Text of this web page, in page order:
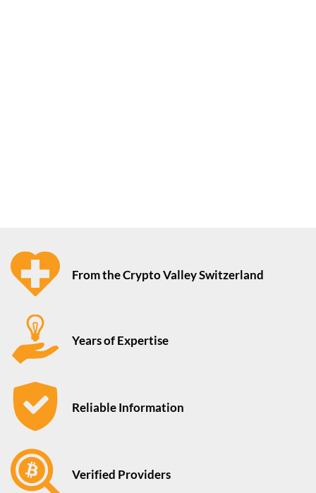
From the Crypto Valley Switzerland
Years of Expertise
Reliable Information
Verified Providers